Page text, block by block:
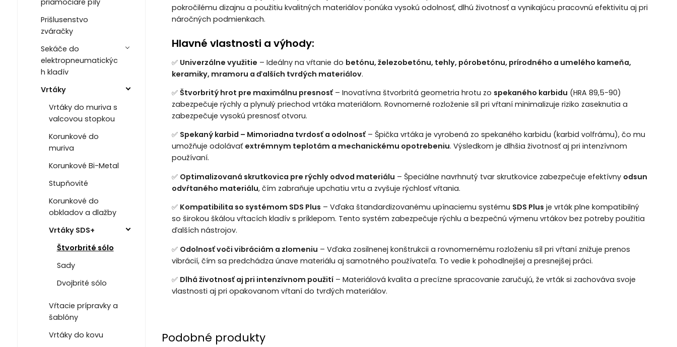
priamočiare píly
Prišlusenstvo
zváračky
Sekáče do
elektropneumatickýc
h kladív
Vrtáky
Vrtáky do muriva s
valcovou stopkou
Korunkové do
muriva
Korunkové Bi-Metal
Stupňovité
Korunkové do
obkladov a dlažby
Vrtáky SDS+
Štvorbrité sólo
Sady
Dvojbrité sólo
Vŕtacie prípravky a
šablóny
Vrtáky do kovu
pokročilému dizajnu a použitiu kvalitných materiálov ponúka vysokú odolnosť, dlhú životnosť a vynikajúcu pracovnú efektivitu aj pri
náročných podmienkach.
Hlavné vlastnosti a výhody:
✅ Univerzálne využitie – Ideálny na vŕtanie do betónu, železobetónu, tehly, pórobetónu, prírodného a umelého kameňa,
keramiky, mramoru a ďalších tvrdých materiálov.
✅ Štvorbritý hrot pre maximálnu presnosť– Inovatívna štvorbritá geometria hrotu zo spekaného karbidu (HRA 89,5-90)
zabezpečuje rýchly a plynulý priechod vrtáka materiálom. Rovnomerné rozloženie síl pri vŕtaní minimalizuje riziko zaseknutia a
zabezpečuje vysokú presnosť otvoru.
✅ Spekaný karbid – Mimoriadna tvrdosť a odolnosť– Špička vrtáka je vyrobená zo spekaného karbidu (karbid volfrámu), čo mu
umožňuje odolávať extrémnym teplotám a mechanickému opotrebeniu. Výsledkom je dlhšia životnosť aj pri intenzívnom
používaní.
✅ Optimalizovaná skrutkovica pre rýchly odvod materiálu – Špeciálne navrhnutý tvar skrutkovice zabezpečuje efektívny odsun
odvŕtaného materiálu, čím zabraňuje upchatiu vrtu a zvyšuje rýchlosť vŕtania.
✅ Kompatibilita so systémom SDS Plus – Vďaka štandardizovanému upínaciemu systému SDS Plus je vrták plne kompatibilný
so širokou škálou vŕtacích kladív s príklepom. Tento systém zabezpečuje rýchlu a bezpečnú výmenu vrtákov bez potreby použitia
ďalších nástrojov.
✅ Odolnosť voči vibráciám a zlomeniu – Vďaka zosilnenej konštrukcii a rovnomernému rozloženiu síl pri vŕtaní znižuje prenos
vibrácií, čím sa predchádza únave materiálu aj samotného používateľa. To vedie k pohodlnejšej a presnejšej práci.
✅ Dlhá životnosť aj pri intenzívnom použití– Materiálová kvalita a precízne spracovanie zaručujú, že vrták si zachováva svoje
vlastnosti aj pri opakovanom vŕtaní do tvrdých materiálov.
Podobné produkty